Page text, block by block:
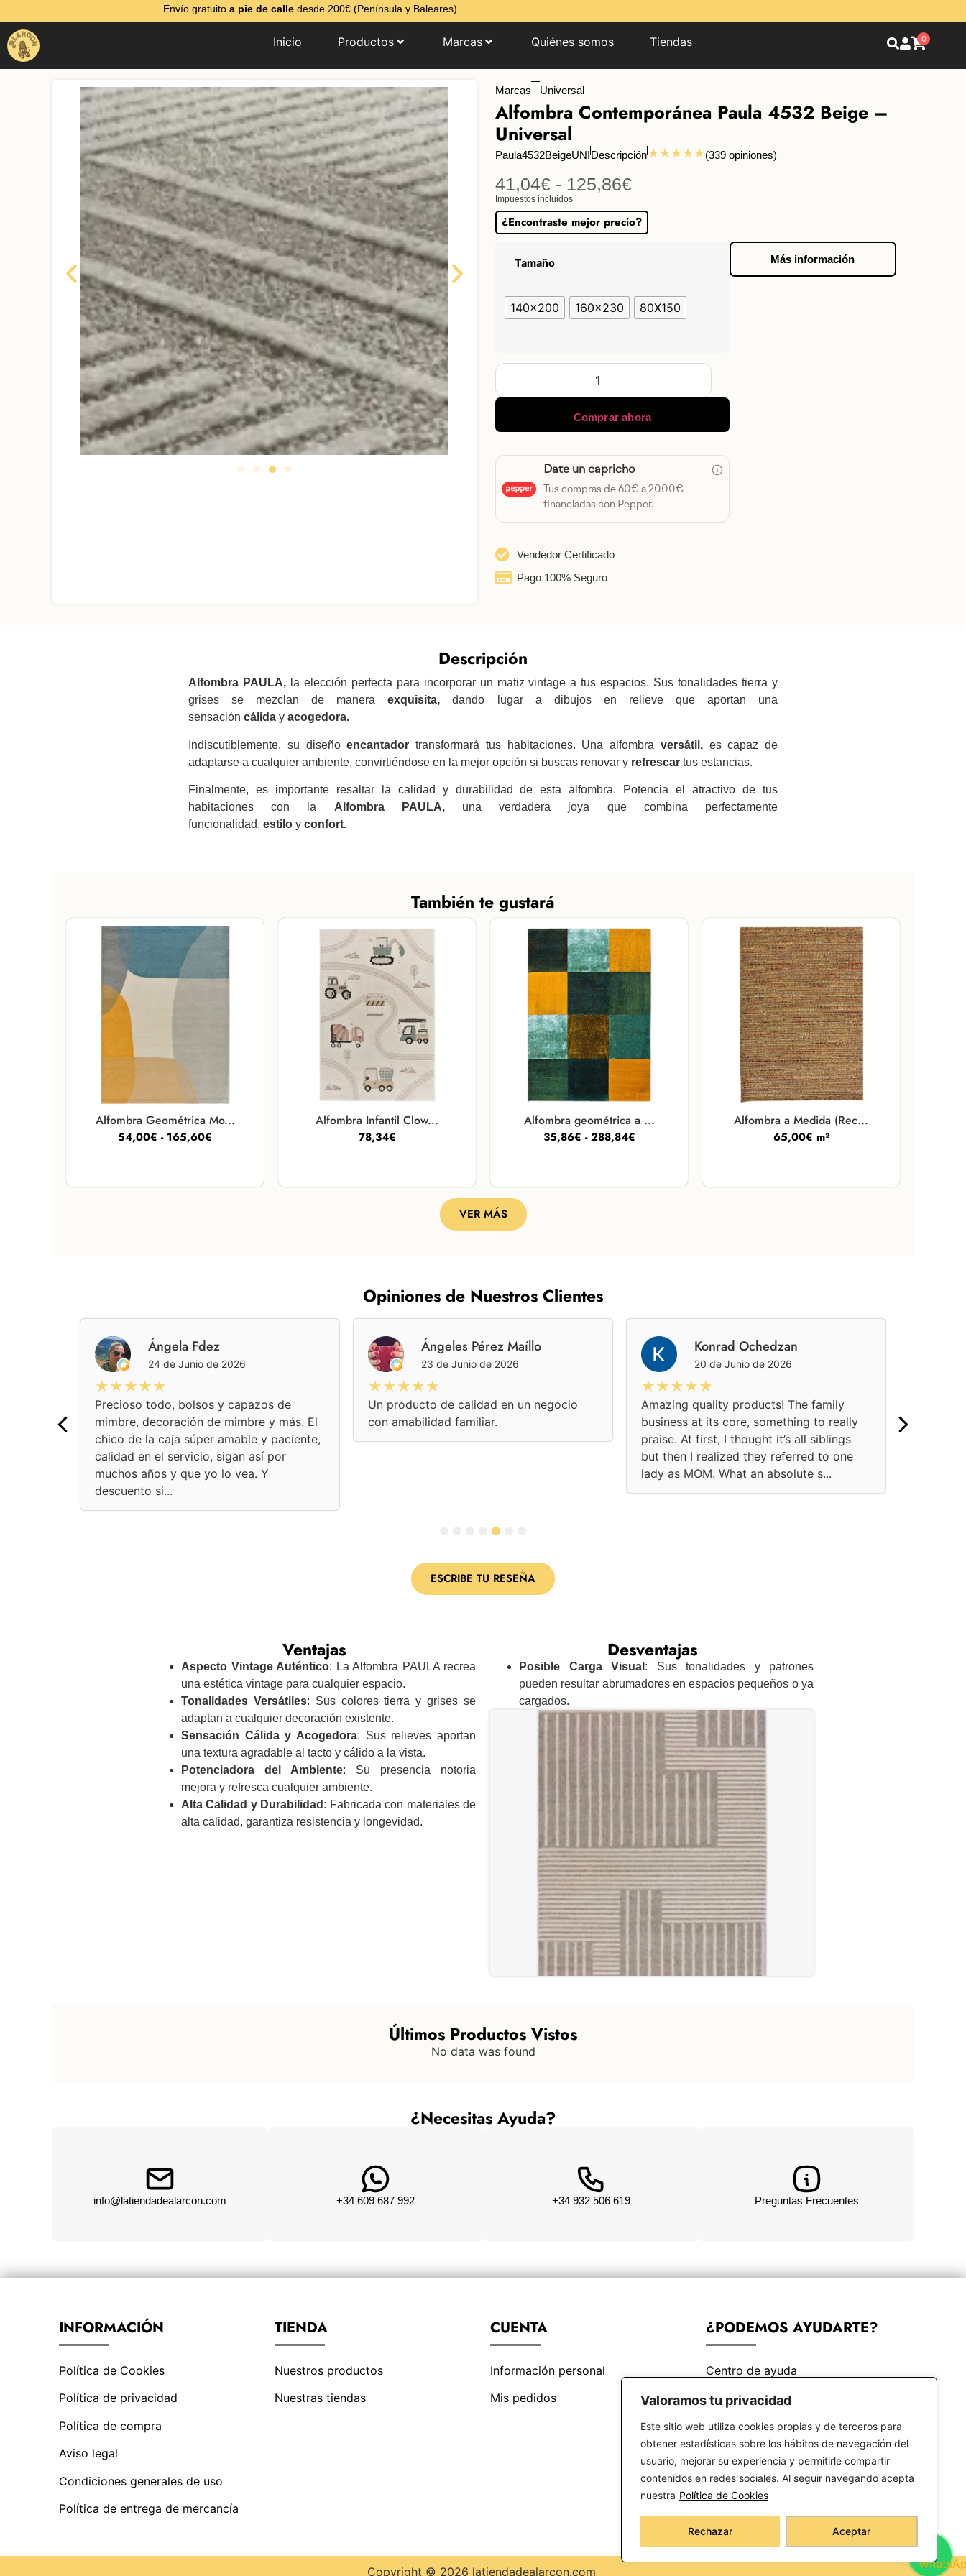
Valoramos tu privacidad
Este sitio web utiliza cookies propias y de terceros para
obtener estadísticas sobre los hábitos de navegación del
usuario, mejorar su experiencia y permitirle compartir
contenidos en redes sociales. Al seguir navegando acepta
nuestra Política de Cookies
Rechazar Aceptar
Envío gratuitoa pie de calle desde 200€ (Península y Baleares)
Inicio Productos Marcas Quiénes somos Tiendas 0
Marcas Universal
Alfombra Contemporánea Paula 4532 Beige –
Universal
Paula4532BeigeUNIDescripción★★★★★(339 opiniones)
41,04€ - 125,86€
Impuestos incluidos
¿Encontraste mejor precio?
Tamaño
140x200 160x230 80X150
Comprar ahora
Date un capricho
Tus compras de 60€ a 2000€
financiadas con Pepper.
Más información
Vendedor Certificado
Pago 100% Seguro
Descripción
Alfombra PAULA,la elección perfecta para incorporar un matiz vintage a tus espacios. Sus tonalidades tierra y
grises se mezclan de maneraexquisita, dando lugar a dibujos en relieve que aportan una
sensación cálida y acogedora.
Indiscutiblemente, su diseñoencantador transformará tus habitaciones. Una alfombra versátil,es capaz de
adaptarse a cualquier ambiente, convirtiéndose en la mejor opción si buscas renovar y refrescar tus estancias.
Finalmente, es importante resaltar la calidad y durabilidad de esta alfombra. Potencia el atractivo de tus
habitaciones con la Alfombra PAULA,una verdadera joya que combina perfectamente
funcionalidad, estilo y confort.
También te gustará
Alfombra Geométrica Mo...
54,00€ - 165,60€
Alfombra Infantil Clow...
78,34€
Alfombra geométrica a ...
35,86€ - 288,84€
Alfombra a Medida (Rec...
65,00€ m²
VER MÁS
Opiniones de Nuestros Clientes
Ángela Fdez
24 de Junio de 2026
★★★★★
Precioso todo, bolsos y capazos de
mimbre, decoración de mimbre y más. El
chico de la caja súper amable y paciente,
calidad en el servicio, sigan así por
muchos años y que yo lo vea. Y
descuento si...
Ángeles Pérez Maíllo
23 de Junio de 2026
★★★★★
Un producto de calidad en un negocio
con amabilidad familiar.
Konrad Ochedzan
20 de Junio de 2026
★★★★★
Amazing quality products! The family
business at its core, something to really
praise. At first, I thought it’s all siblings
but then I realized they referred to one
lady as MOM. What an absolute s...
ESCRIBE TU RESEÑA
Ventajas
Aspecto Vintage Auténtico: La Alfombra PAULA recrea
una estética vintage para cualquier espacio.
Tonalidades Versátiles: Sus colores tierra y grises se
adaptan a cualquier decoración existente.
Sensación Cálida y Acogedora: Sus relieves aportan
una textura agradable al tacto y cálido a la vista.
Potenciadora del Ambiente: Su presencia notoria
mejora y refresca cualquier ambiente.
Alta Calidad y Durabilidad : Fabricada con materiales de
alta calidad, garantiza resistencia y longevidad.
Desventajas
Posible Carga Visual : Sus tonalidades y patrones
pueden resultar abrumadores en espacios pequeños o ya
cargados.
Últimos Productos Vistos
No data was found
¿Necesitas Ayuda?
info@latiendadealarcon.com +34 609 687 992 +34 932 506 619 Preguntas Frecuentes
INFORMACIÓN
Política de Cookies
Política de privacidad
Política de compra
Aviso legal
Condiciones generales de uso
Política de entrega de mercancía
TIENDA
Nuestros productos
Nuestras tiendas
CUENTA
Información personal
Mis pedidos
¿PODEMOS AYUDARTE?
Centro de ayuda
Preguntas frecuentes
Copyright © 2026 latiendadealarcon.com